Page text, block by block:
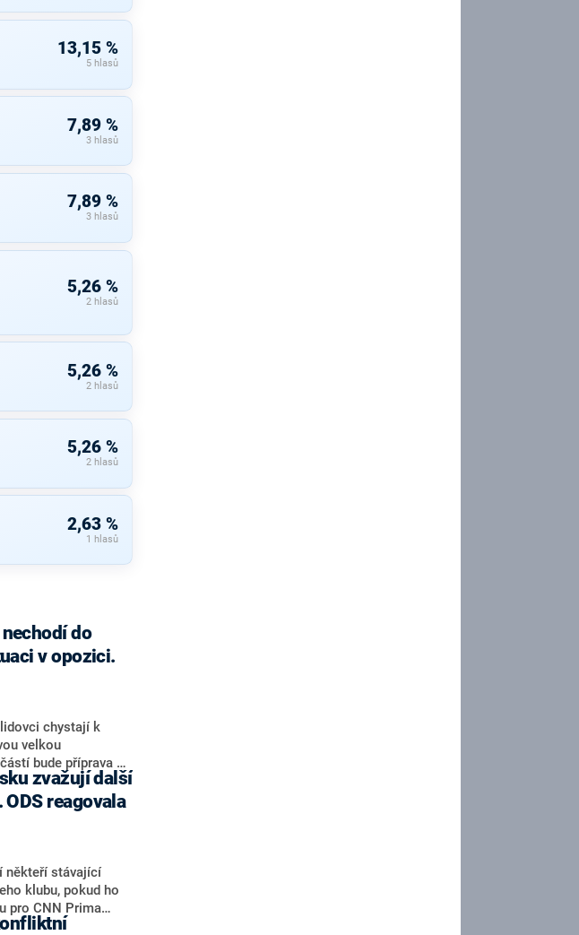
13,15 %
5 hlasů
7,89 %
3 hlasů
7,89 %
3 hlasů
5,26 %
2 hlasů
5,26 %
2 hlasů
5,26 %
2 hlasů
2,63 %
1 hlasů
do
v opozici.
chystají k
velkou
bude příprava na
setkání s novináři
Ten zároveň v
Popsal i
nebo političtí
defenzivě. „Je to
vlády. Ministři s
ale ukazovat
dotaz CNN Prima
reagovala
někteří stávající
klubu, pokud ho
pro CNN Prima
hejtman